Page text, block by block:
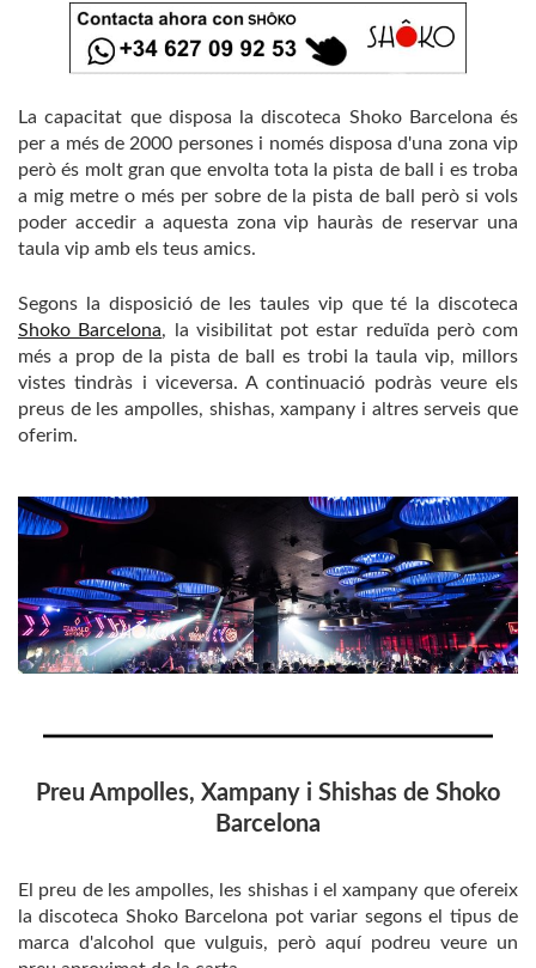
La capacitat que disposa la discoteca Shoko Barcelona és
per a més de 2000 persones i només disposa d'una zona vip
però és molt gran que envolta tota la pista de ball i es troba
a mig metre o més per sobre de la pista de ball però si vols
poder accedir a aquesta zona vip hauràs de reservar una
taula vip amb els teus amics.
Segons la disposició de les taules vip que té la discoteca
Shoko Barcelona, la visibilitat pot estar reduïda però com
més a prop de la pista de ball es trobi la taula vip, millors
vistes tindràs i viceversa. A continuació podràs veure els
preus de les ampolles, shishas, xampany i altres serveis que
oferim.
Preu Ampolles, Xampany i Shishas de Shoko
Barcelona
El preu de les ampolles, les shishas i el xampany que ofereix
la discoteca Shoko Barcelona pot variar segons el tipus de
marca d'alcohol que vulguis, però aquí podreu veure un